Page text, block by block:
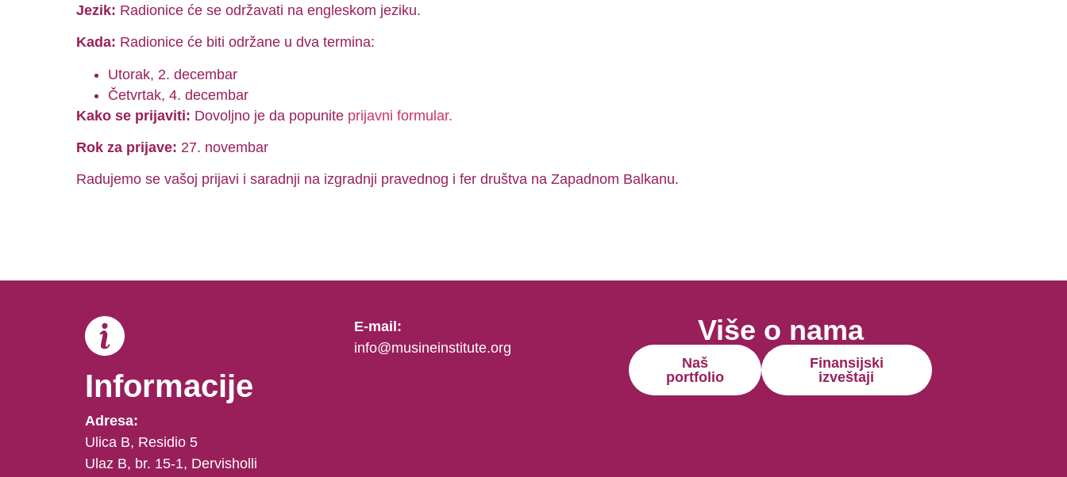
Jezik: Radionice će se održavati na engleskom jeziku.
Kada: Radionice će biti održane u dva termina:
Utorak, 2. decembar
Četvrtak, 4. decembar
Kako se prijaviti: Dovoljno je da popunite prijavni formular.
Rok za prijave: 27. novembar
Radujemo se vašoj prijavi i saradnji na izgradnji pravednog i fer društva na Zapadnom Balkanu.
Informacije
Adresa:
Ulica B, Residio 5
Ulaz B, br. 15-1, Dervisholli
E-mail:
info@musineinstitute.org
Više o nama
Naš
portfolio
Finansijski
izveštaji